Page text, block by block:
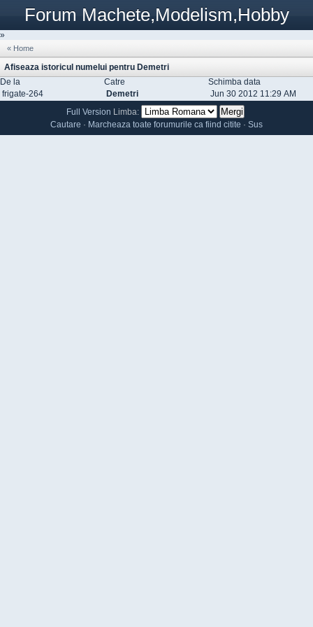
Forum Machete,Modelism,Hobby
»
« Home
Afiseaza istoricul numelui pentru Demetri
De la
Catre
Schimba data
frigate-264
Demetri
Jun 30 2012 11:29 AM
Full Version Limba:
Cautare · Marcheaza toate forumurile ca fiind citite · Sus